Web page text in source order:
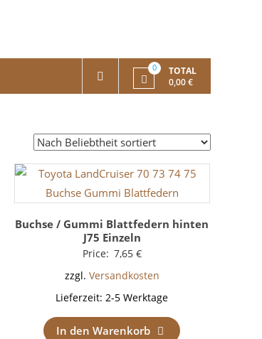
0
TOTAL
0,00 €
Buchse / Gummi Blattfedern hinten
J75 Einzeln
Price: 7,65 €
zzgl. Versandkosten
Lieferzeit:2-5 Werktage
In den Warenkorb